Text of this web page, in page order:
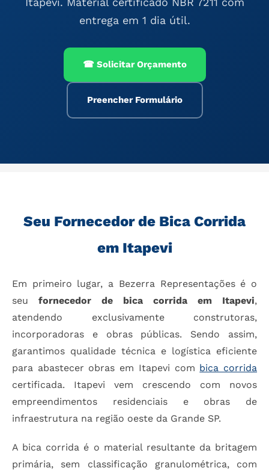
entrega em 1 dia útil.
☎ Solicitar Orçamento
Preencher Formulário
Seu Fornecedor de Bica Corrida
em Itapevi
Em primeiro lugar, a Bezerra Representações é o
seu fornecedor de bica corrida em Itapevi,
atendendo exclusivamente construtoras,
incorporadoras e obras públicas. Sendo assim,
garantimos qualidade técnica e logística eficiente
para abastecer obras em Itapevi com bica corrida
certificada. Itapevi vem crescendo com novos
empreendimentos residenciais e obras de
infraestrutura na região oeste da Grande SP.
A bica corrida é o material resultante da britagem
primária, sem classificação granulométrica, com